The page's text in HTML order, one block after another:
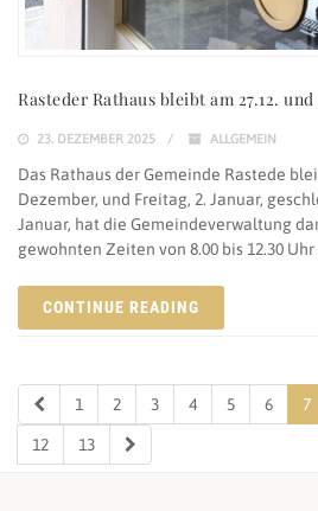
Rasteder Rathaus bleibt am 27.12.
23. DEZEMBER 2025 ALLGEMEIN
Das Rathaus der Gemeinde Rastede
Dezember, und Freitag, 2. Januar,
Januar, hat die Gemeindeverwaltung
gewohnten Zeiten von 8.00 bis 12.30
CONTINUE READING
1 2 3 4 5 6 7
12 13